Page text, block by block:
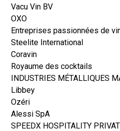
Vacu Vin BV
OXO
Entreprises passionnées de
Steelite International
Coravin
Royaume des cocktails
INDUSTRIES MÉTALLIQUES
Libbey
Ozéri
Alessi SpA
SPEEDX HOSPITALITY